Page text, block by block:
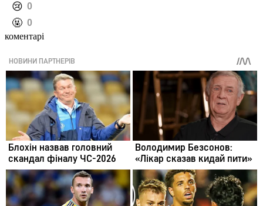
️😢 0
️🤬 0
коментарі